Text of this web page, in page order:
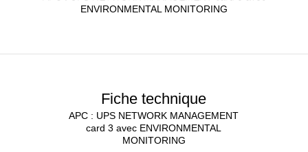
ENVIRONMENTAL MONITORING
Fiche technique
APC : UPS NETWORK MANAGEMENT
card 3 avec ENVIRONMENTAL
MONITORING